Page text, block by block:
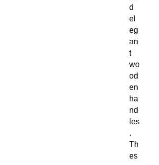
d
el
eg
an
t
wo
od
en
ha
nd
les
.
Th
es